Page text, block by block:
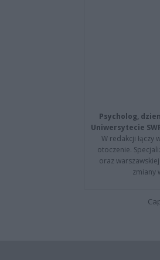
Psycholog,
Uniwersytecie
W redakcji łączy
otoczenie.
oraz
zmiany